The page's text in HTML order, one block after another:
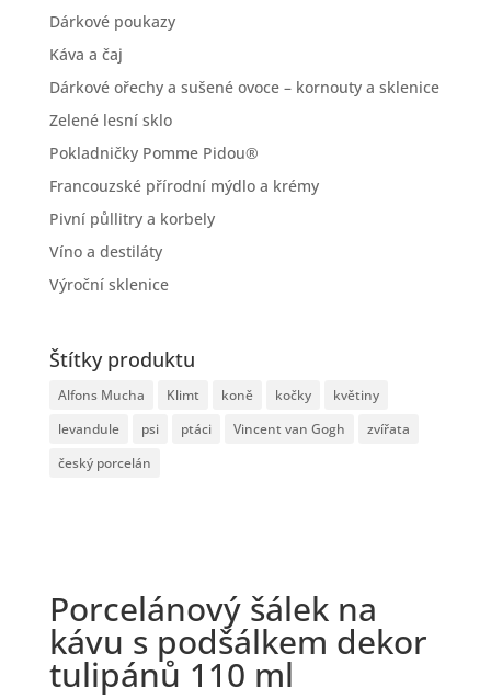
Dárkové poukazy
Káva a čaj
Dárkové ořechy a sušené ovoce – kornouty a sklenice
Zelené lesní sklo
Pokladničky Pomme Pidou®
Francouzské přírodní mýdlo a krémy
Pivní půllitry a korbely
Víno a destiláty
Výroční sklenice
Štítky produktu
Alfons Mucha Klimt koně kočky
květiny
levandule
psi ptáci Vincent van Gogh
zvířata
český porcelán
Porcelánový šálek na
kávu s podšálkem dekor
tulipánů 110 ml